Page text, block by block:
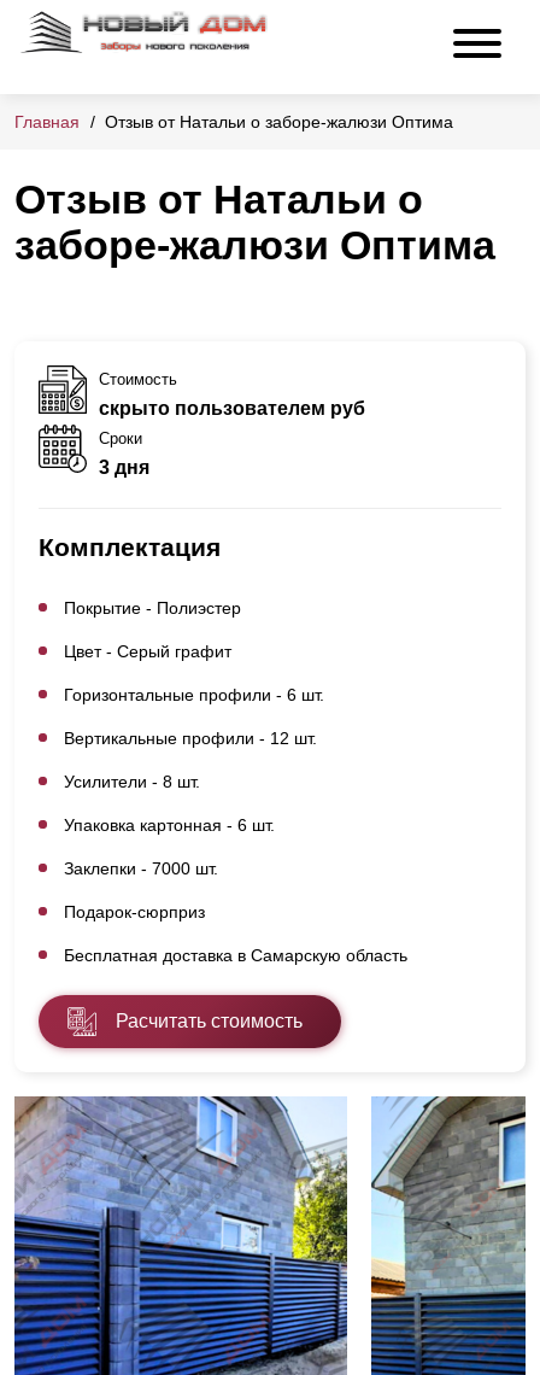
Главная Отзыв от Натальи о заборе-жалюзи Оптима
Отзыв от Натальи о
заборе-жалюзи Оптима
Стоимость
скрыто пользователем руб
Сроки
3 дня
Комплектация
Покрытие - Полиэстер
Цвет - Серый графит
Горизонтальные профили - 6 шт.
Вертикальные профили - 12 шт.
Усилители - 8 шт.
Упаковка картонная - 6 шт.
Заклепки - 7000 шт.
Подарок-сюрприз
Бесплатная доставка в Самарскую область
Расчитать стоимость